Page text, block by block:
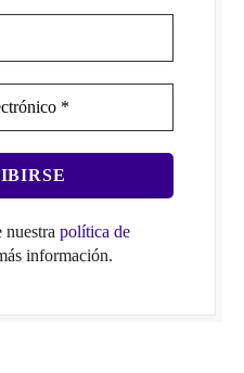
nuestra política de
información.